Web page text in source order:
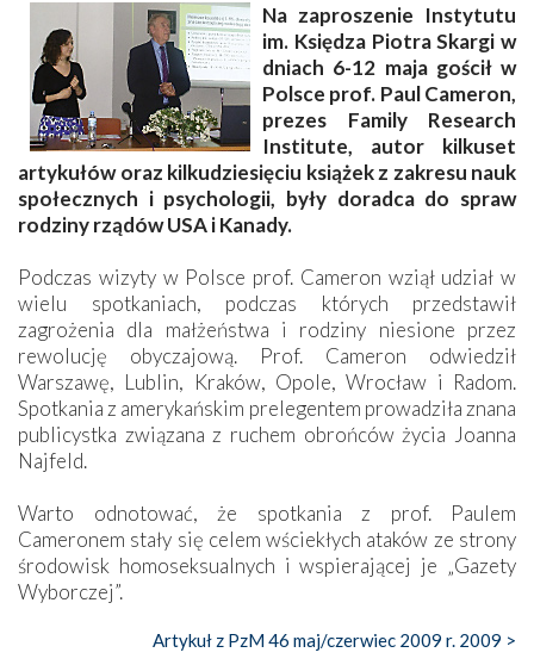
Na zaproszenie Instytutu
im. Księdza Piotra Skargi w
dniach 6-12 maja gościł w
Polsce prof. Paul Cameron,
prezes Family Research
Institute, autor kilkuset
artykułów oraz kilkudziesięciu książek z zakresu nauk
społecznych i psychologii, były doradca do spraw
rodziny rządów USA i Kanady.
Podczas wizyty w Polsce prof. Cameron wziął udział w
wielu spotkaniach, podczas których przedstawił
zagrożenia dla małżeństwa i rodziny niesione przez
rewolucję obyczajową. Prof. Cameron odwiedził
Warszawę, Lublin, Kraków, Opole, Wrocław i Radom.
Spotkania z amerykańskim prelegentem prowadziła znana
publicystka związana z ruchem obrońców życia Joanna
Najfeld.
Warto odnotować, że spotkania z prof. Paulem
Cameronem stały się celem wściekłych ataków ze strony
środowisk homoseksualnych i wspierającej je „Gazety
Wyborczej”.
Artykuł z PzM 46 maj/czerwiec 2009 r. 2009 >